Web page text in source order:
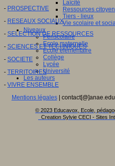
Laïcité
Ressources
Tiers - lieux
Vie scolaire et
Niveaux
Périscolaire
Ecole maternelle
Ecole élémentaire
Collège
Lycée
Université
Les auteurs
- PROSPECTIVE
- RESEAUX SOCIAUX
- SELECTION DE RESSOURCES
- SCIENCES ET TECHNIQUES
- SOCIETE
- TERRITOIRES
- VIVRE ENSEMBLE
Mentions légales|
© 2023 Educavox, Ecole,
Creation Sylvie CECI - Sites